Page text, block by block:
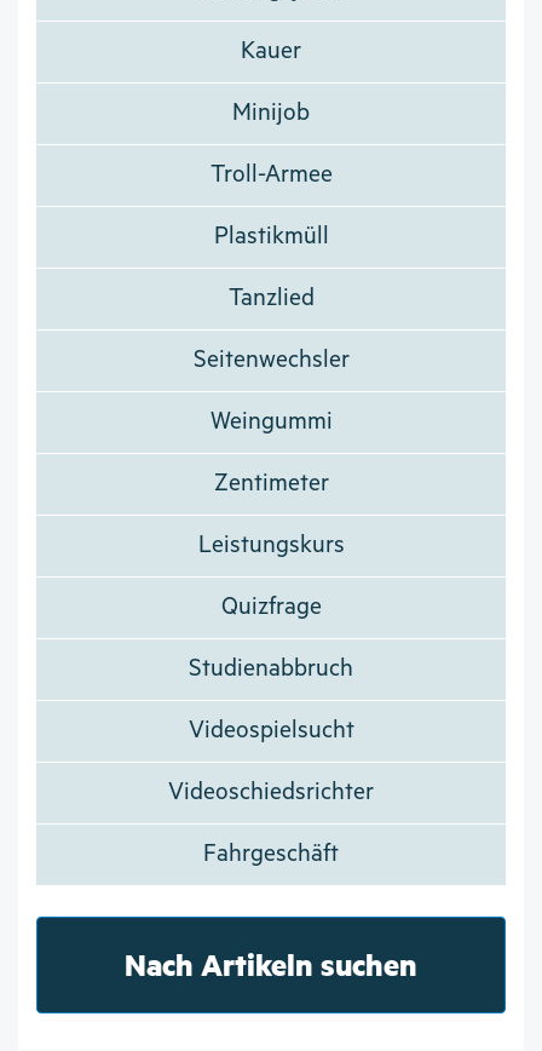
Kauer
Minijob
Troll-Armee
Plastikmüll
Tanzlied
Seitenwechsler
Weingummi
Zentimeter
Leistungskurs
Quizfrage
Studienabbruch
Videospielsucht
Videoschiedsrichter
Fahrgeschäft
Nach Artikeln suchen